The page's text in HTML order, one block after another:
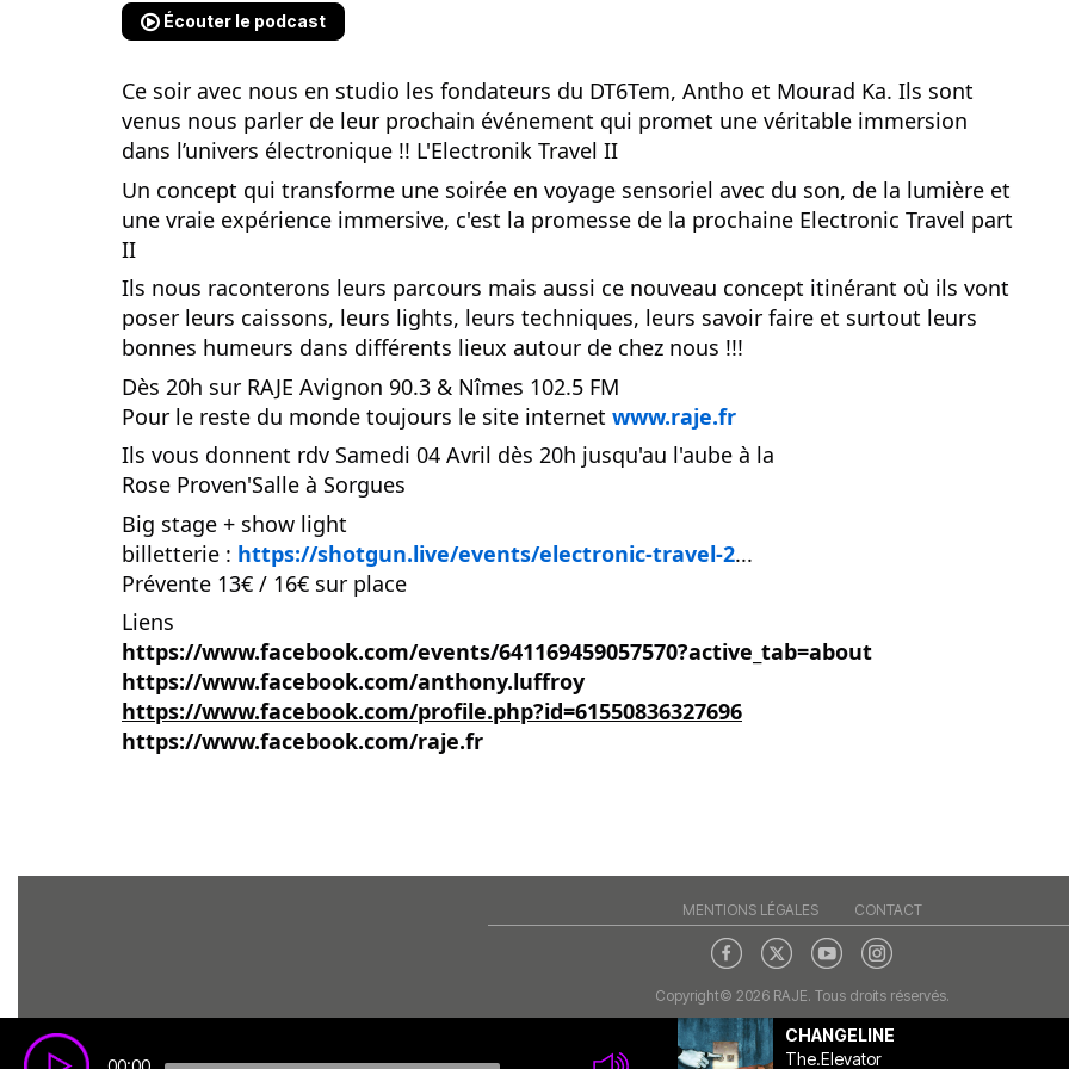
OgLounis
-
j’étais
ma
mère
»
-
16.07.2026
juin
2026
Émissions
Interviews
Chroniques
Évènements
Écouter le podcast
Ce soir avec nous en studio les fondateurs du DT6Tem, Antho et Mourad Ka. Ils sont
venus nous parler de leur prochain événement qui promet une véritable immersion
dans l’univers électronique !! L'Electronik Travel II
Un concept qui transforme une soirée en voyage sensoriel avec du son, de la lumière et
une vraie expérience immersive, c'est la promesse de la prochaine Electronic Travel part
II
Ils nous raconterons leurs parcours mais aussi ce nouveau concept itinérant où ils vont
poser leurs caissons, leurs lights, leurs techniques, leurs savoir faire et surtout leurs
bonnes humeurs dans différents lieux autour de chez nous !!!
Dès 20h sur RAJE Avignon 90.3 & Nîmes 102.5 FM
Pour le reste du monde toujours le site internet www.raje.fr
Ils vous donnent rdv Samedi 04 Avril dès 20h jusqu'au l'aube à la
Rose Proven'Salle à Sorgues
Big stage + show light
billetterie : https://shotgun.live/events/electronic-travel-2...
Prévente 13€ / 16€ sur place
Liens
https://www.facebook.com/events/641169459057570?active_tab=about
https://www.facebook.com/anthony.luffroy
https://www.facebook.com/profile.php?id=61550836327696
https://www.facebook.com/raje.fr
CHANGELINE
The.Elevator
MENTIONS LÉGALES CONTACT
Copyright© 2026 RAJE. Tous droits réservés.